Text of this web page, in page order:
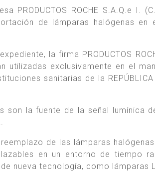
ROCHE S.A.Q.e I.
de lámparas halógenas en
la firma PRODUCTOS
utilizadas exclusivamente en el
sanitarias de la REPÚBLICA
son la fuente de la señal lumínica
de las lámparas
en un entorno de tiempo
nueva tecnología, como lámparas